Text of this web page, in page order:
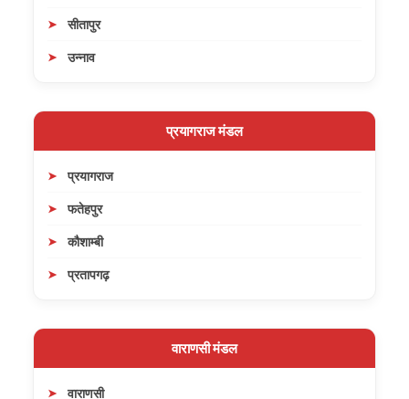
सीतापुर
उन्नाव
प्रयागराज मंडल
प्रयागराज
फतेहपुर
कौशाम्बी
प्रतापगढ़
वाराणसी मंडल
वाराणसी